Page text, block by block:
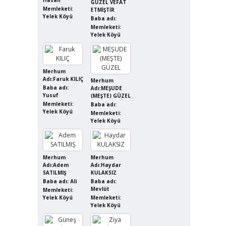
Memleketi:
Yelek Köyü
GÜZEL VEFAT
ETMİŞTİR
Baba adı:
Memleketi:
Yelek Köyü
Merhum
Adı:Faruk KILIÇ
Baba adı:
Yusuf
Memleketi:
Yelek Köyü
Merhum
Adı:MEŞUDE
(MEŞTE) GÜZEL
Baba adı:
Memleketi:
Yelek Köyü
Merhum
Adı:Adem
SATILMIŞ
Baba adı: Ali
Memleketi:
Yelek Köyü
Merhum
Adı:Haydar
KULAKSIZ
Baba adı:
Mevlüt
Memleketi:
Yelek Köyü